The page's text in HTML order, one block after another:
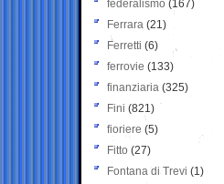
federalismo (167)
Ferrara (21)
Ferretti (6)
ferrovie (133)
finanziaria (325)
Fini (821)
fioriere (5)
Fitto (27)
Fontana di Trevi (1)